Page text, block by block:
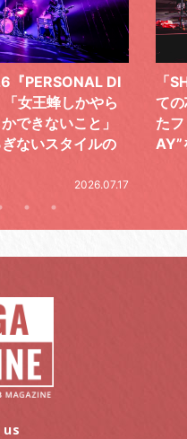
ックバンドとし
感謝で泳ぎ切っ
D
気
レ